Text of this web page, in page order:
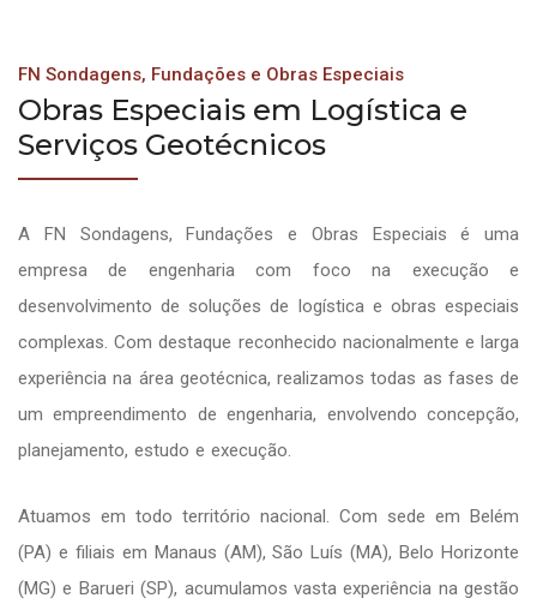
FN Sondagens, Fundações e Obras Especiais
Obras Especiais em Logística e
Serviços Geotécnicos
A FN Sondagens, Fundações e Obras Especiais é uma
empresa de engenharia com foco na execução e
desenvolvimento de soluções de logística e obras especiais
complexas. Com destaque reconhecido nacionalmente e larga
experiência na área geotécnica, realizamos todas as fases de
um empreendimento de engenharia, envolvendo concepção,
planejamento, estudo e execução.
Atuamos em todo território nacional. Com sede em Belém
(PA) e filiais em Manaus (AM), São Luís (MA), Belo Horizonte
(MG) e Barueri (SP), acumulamos vasta experiência na gestão